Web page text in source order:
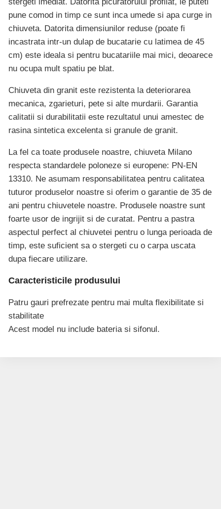
pune comod in timp ce sunt inca umede si apa curge in
chiuveta. Datorita dimensiunilor reduse (poate fi
incastrata intr-un dulap de bucatarie cu latimea de 45
cm) este ideala si pentru bucatariile mai mici, deoarece
nu ocupa mult spatiu pe blat.
Chiuveta din granit este rezistenta la deteriorarea
mecanica, zgarieturi, pete si alte murdarii. Garantia
calitatii si durabilitatii este rezultatul unui amestec de
rasina sintetica excelenta si granule de granit.
La fel ca toate produsele noastre, chiuveta Milano
respecta standardele poloneze si europene: PN-EN
13310. Ne asumam responsabilitatea pentru calitatea
tuturor produselor noastre si oferim o garantie de 35 de
ani pentru chiuvetele noastre. Produsele noastre sunt
foarte usor de ingrijit si de curatat. Pentru a pastra
aspectul perfect al chiuvetei pentru o lunga perioada de
timp, este suficient sa o stergeti cu o carpa uscata
dupa fiecare utilizare.
Caracteristicile produsului
Patru gauri prefrezate pentru mai multa flexibilitate si
stabilitate
Acest model nu include bateria si sifonul.